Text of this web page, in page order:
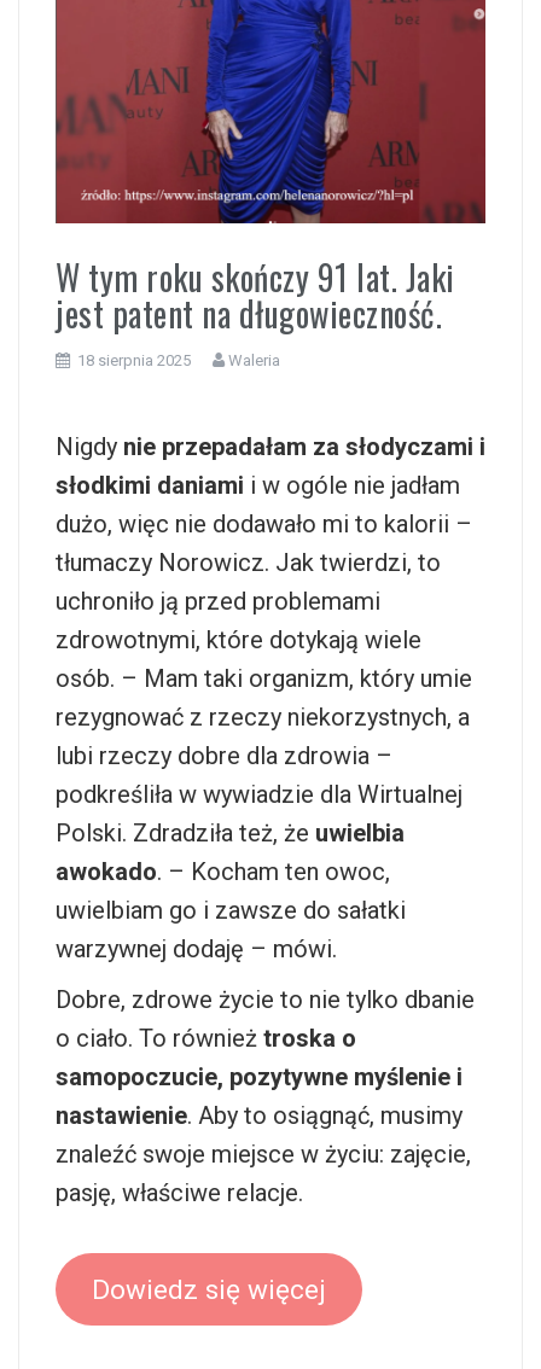
W tym roku skończy 91 lat. Jaki
jest patent na długowieczność.
18 sierpnia 2025 Waleria
Nigdy nie przepadałam za słodyczami i
słodkimi daniami i w ogóle nie jadłam
dużo, więc nie dodawało mi to kalorii –
tłumaczy Norowicz. Jak twierdzi, to
uchroniło ją przed problemami
zdrowotnymi, które dotykają wiele
osób. – Mam taki organizm, który umie
rezygnować z rzeczy niekorzystnych, a
lubi rzeczy dobre dla zdrowia –
podkreśliła w wywiadzie dla Wirtualnej
Polski. Zdradziła też, że uwielbia
awokado. – Kocham ten owoc,
uwielbiam go i zawsze do sałatki
warzywnej dodaję – mówi.
Dobre, zdrowe życie to nie tylko dbanie
o ciało. To również troska o
samopoczucie, pozytywne myślenie i
nastawienie. Aby to osiągnąć, musimy
znaleźć swoje miejsce w życiu: zajęcie,
pasję, właściwe relacje.
Dowiedz się więcej